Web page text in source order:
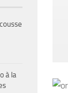
à la